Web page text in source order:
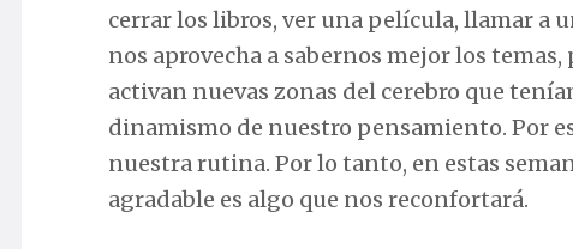
cerrar los libros, ver una película, llamar a
nos aprovecha a sabernos mejor los
activan nuevas zonas del cerebro que
dinamismo de nuestro pensamiento. Por
nuestra rutina. Por lo tanto, en estas
agradable es algo que nos reconfortará.